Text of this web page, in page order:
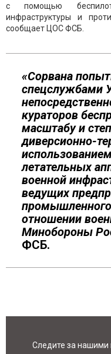
с помощью
инфраструктуры и
сообщает ЦОС ФСБ.
«Сорвана
спецслужбами
кураторов
масштабу и
диверсионно-
летательных
военной
ведущих
отношении
Минобороны
ФСБ.
Следите за